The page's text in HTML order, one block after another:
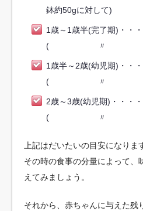
鉢約50gに対して)
1歳～1歳半(完了期)・・
( 〃
1歳半～2歳(幼児期)・・
( 〃
2歳～3歳(幼児期)・・・
( 〃
上記はだいたいの目安になりま
その時の食事の分量によって、
えてみましょう。
それから、赤ちゃんに与えた残